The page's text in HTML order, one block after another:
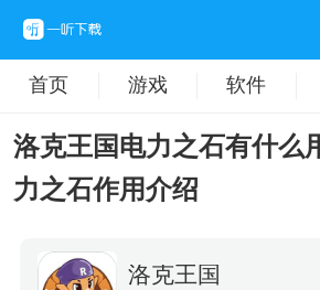
首页 游戏 软件
洛克王国电力之石有什么
力之石作用介绍
洛克王国